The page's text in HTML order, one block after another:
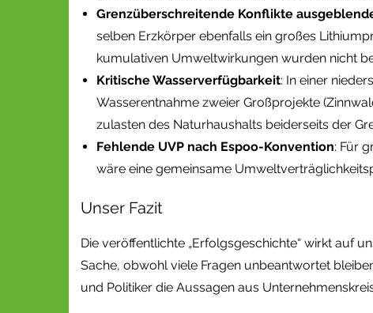
Grenzüberschreitende Konflikte
selben Erzkörper ebenfalls ein großes
kumulativen Umweltwirkungen wurden nicht
Kritische Wasserverfügbarkeit: In einer
Wasserentnahme zweier Großprojekte
zulasten des Naturhaushalts beiderseits der
Fehlende UVP nach Espoo-Konvention: Für
wäre eine gemeinsame
Unser Fazit
Die veröffentlichte „Erfolgsgeschichte“ wirkt auf
Sache, obwohl viele Fragen unbeantwortet
und Politiker die Aussagen aus